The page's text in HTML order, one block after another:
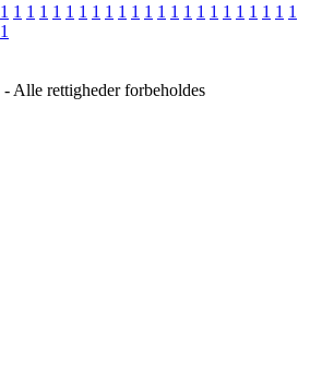
1 1 1 1 1 1 1 1 1 1 1 1 1 1 1 1 1 1 1 1 1 1 1
1
- Alle rettigheder forbeholdes